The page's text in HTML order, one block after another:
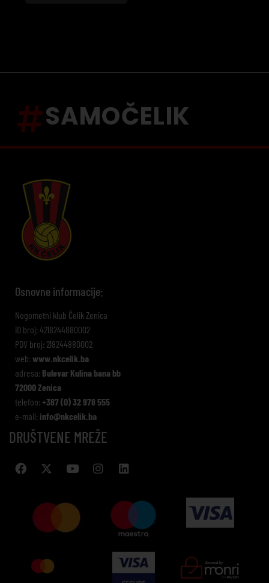
SAMOČELIK
Osnovne informacije:
Nogometni klub Čelik Zenica
ID broj: 4218244880002
PDV broj: 218244880002
web: www.nkcelik.ba
adresa: Bulevar Kulina bana bb
72000 Zenica
telefon: +387 (0) 32 978 555
e-mail: info@nkcelik.ba
DRUŠTVENE MREŽE